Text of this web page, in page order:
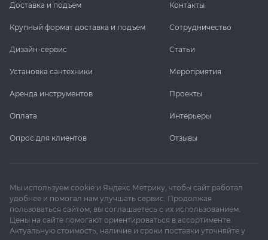
Доставка и подъем
Крупный формат доставка и подъем
Дизайн-сервис
Установка сантехники
Аренда инструментов
Оплата
Опрос для клиентов
Контакты
Сотрудничество
Статьи
Мероприятия
Проекты
Интерьеры
Отзывы
Мы используем cookie и Яндекс Метрику, чтобы сайт работал
удобнее и помогал нам улучшать сервис. Продолжая
пользоваться сайтом, вы соглашаетесь с их использованием.
Цены на сайте помогают ориентироваться в ассортименте.
Актуальную стоимость, наличие и сроки поставки уточняйте у